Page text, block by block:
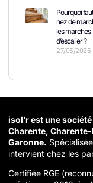
Pourquoi
nez de
les marches
d’escalier ?
27/05/2026
isol’r est une
Charente,
Garonne.
intervient chez les
Certifiée RGE